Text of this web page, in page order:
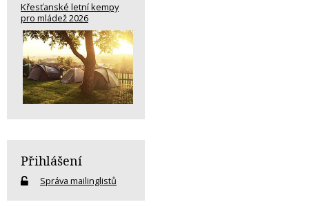
Křesťanské letní kempy
pro mládež 2026
Přihlášení
Správa mailinglistů